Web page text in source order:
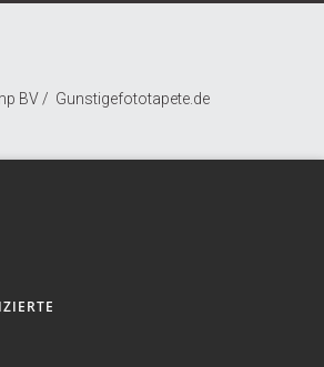
BV / Gunstigefototapete.de